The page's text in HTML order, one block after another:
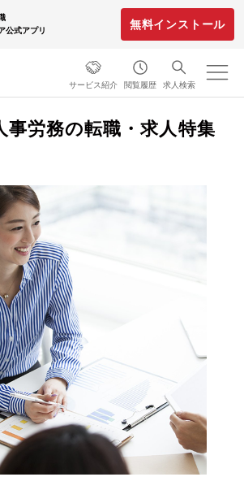
公式アプリ
無料インストール
サービス紹介 閲覧履歴 求人検索
事労務の転職・求人特集